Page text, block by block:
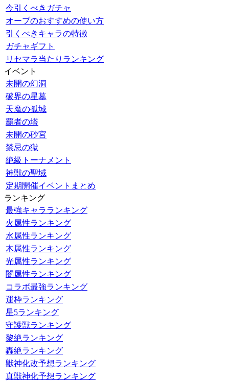
今引くべきガチャ
オーブのおすすめの使い方
引くべきキャラの特徴
ガチャギフト
リセマラ当たりランキング
イベント
未開の幻洞
破界の星墓
天魔の孤城
覇者の塔
未開の砂宮
禁忌の獄
絶級トーナメント
神獣の聖域
定期開催イベントまとめ
ランキング
最強キャラランキング
火属性ランキング
水属性ランキング
木属性ランキング
光属性ランキング
闇属性ランキング
コラボ最強ランキング
運枠ランキング
星5ランキング
守護獣ランキング
黎絶ランキング
轟絶ランキング
獣神化改予想ランキング
真獣神化予想ランキング